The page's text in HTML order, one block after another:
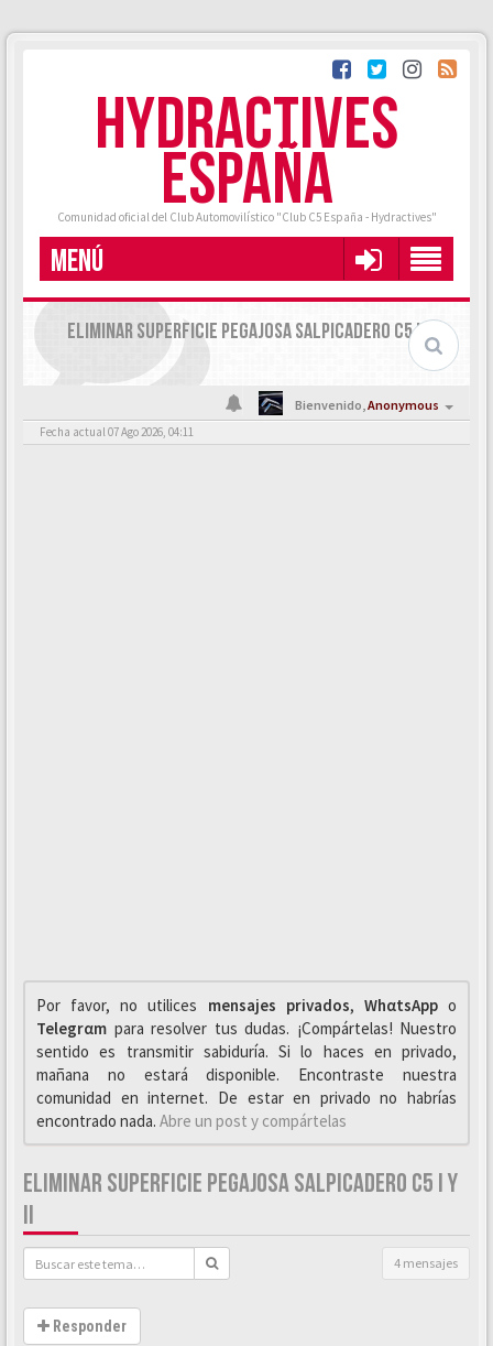
HYDRACTIVES
ESPAÑA
Comunidad oficial del Club Automovilístico "Club C5 España - Hydractives"
MENÚ
ELIMINAR SUPERFICIE PEGAJOSA SALPICADERO C5 I Y II
Bienvenido,Anonymous
Fecha actual 07 Ago 2026, 04:11
Por favor, no utilices mensajes privados, WhαtsAppo
Telegrαm para resolver tus dudas. ¡Compártelas! Nuestro
sentido es transmitir sabiduría. Si lo haces en privado,
mañana no estará disponible. Encontraste nuestra
comunidad en internet. De estar en privado no habrías
encontrado nada. Abre un post y compártelas
ELIMINAR SUPERFICIE PEGAJOSA SALPICADERO C5 I Y
II
4 mensajes
Responder